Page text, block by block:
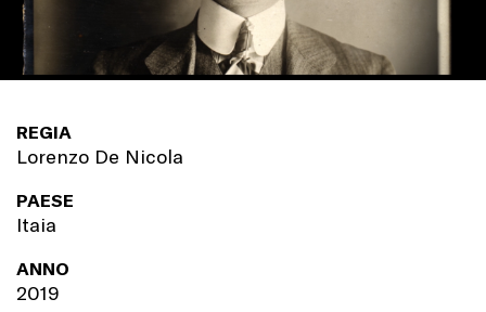
REGIA
Lorenzo De Nicola
PAESE
Itaia
ANNO
2019